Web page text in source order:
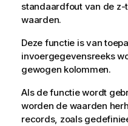
standaardfout van de z-
waarden.
Deze functie is van
invoergegevensreeks
gewogen kolommen.
Als de functie wordt
worden de waarden
records, zoals